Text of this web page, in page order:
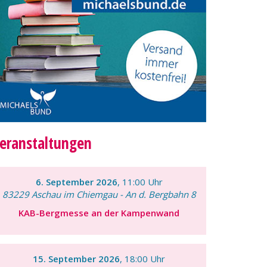
6. September 2026, 11:00 Uhr
83229 Aschau im Chiemgau - An d. Bergbahn 8
KAB-Bergmesse an der Kampenwand
15. September 2026, 18:00 Uhr